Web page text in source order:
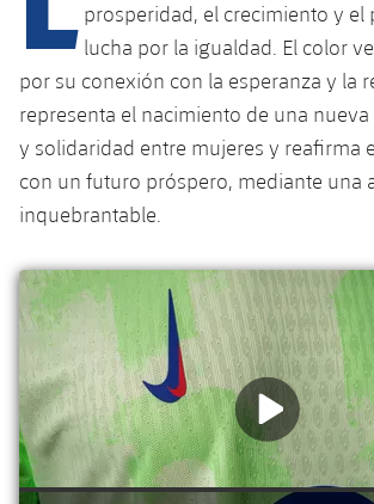
plusicon
más
Instalaciones
Spotify Camp Nou
Palau Blaugrana
Estadi Johan Cruyff
Barça Cafe
Ciutat Esportiva
plusicon
más
Servicios
plusicon
más
SUB13
SUB12
SUB11 B
SUB10 A
SUB10 B
SUB9 A
SUB9 B
SUB13 B
SUB12 C
SUB11 C
Entradas
Gameday Shows
Resultados
Jugadores
Fotos
Historia
Palmarés
Base
Barça Atlètic
Junior
Cadete A
Infantil A
Infantil B
Mini
Campus Verano
PLUSICON
MÁS
Primer Equipo
plusicon
más
Actualidad
Entradas
Resultados
Clasificaciones
Jugadores
Barça Atlètic
plusicon
más
Actualidad
Calendario
Resultados
Clasificaciones
Base
plusicon
más
Actualidad
Juvenil
Cadete A
PLUSICON
MÁS
Primer equipo
plusicon
más
Actualidad
Barça Atlètic
plusicon
más
prosperidad, el crecimiento y el
lucha por la igualdad. El color
por su conexión con la esperanza y la
representa el nacimiento de una
y solidaridad entre mujeres y reafirma
con un futuro próspero, mediante una
inquebrantable.